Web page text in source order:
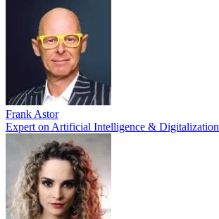
Frank Astor
Expert on Artificial Intelligence & Digitalization